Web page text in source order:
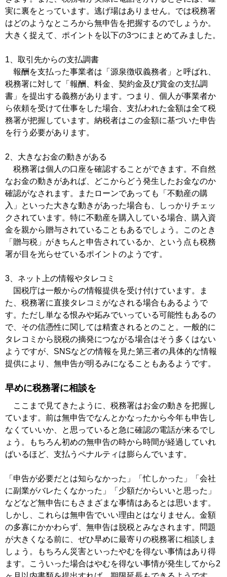
実に裏をとっています。逃げ場はありません。では税務署
はどのようなところから無申告を把握するのでしょうか。
大きく捉えて、ポイントを以下の3つにまとめてみました。
1、取引先からの支払調書
報酬を支払った事業者は「源泉徴収義務者」と呼ばれ、
税務署に対して「報酬、料金、契約金及び賞金の支払調
書」を提出する義務があります。つまり、個人が事業者か
ら依頼を受けて仕事をした場合、支払われた金額は全て税
務署が把握しています。納税者はこの金額に基づいた申告
を行う必要があります。
2、大きなお金の動きがある
税務署は個人の口座を確認することができます。不自然
なお金の動きがあれば、どこからどう発生したお金なのか
確認がなされます。またローンであっても「不動産の購
入」といった大きな動きがあった場合も、しっかりチェッ
クされています。特に不動産を購入している場合、購入資
金を親から贈与されていることもあるでしょう。このとき
「贈与税」がきちんと申告されているか、という点も税務
署が目を光らせているポイントのようです。
3、ネット上の情報やタレコミ
国税庁は一般からの情報提供を受け付けています。ま
た、税務署に直接タレコミがなされる場合もあるようで
す。ただし単なる恨みや妬みでいっている可能性もあるの
で、その信憑性に関しては精査されるとのこと。一般的に
タレコミから脱税の摘発につながる場合はそう多くはない
ようですが、SNSなどの情報を見た第三者の具体的な情報
提供により、無申告が明るみになることもあるようです。
早めに税務署に相談を
ここまで見てきたように、税務署はお金の動きを把握し
ています。前は無申告でなんとかなったから今年も申告し
なくていいか、と思っていると急に確認の電話が来るでし
ょう。もちろん初めの無申告の時から時間が経過していれ
ばいるほど、支払うペナルティは膨らんでいます。
「申告が必要だとは知らなかった」「忙しかった」「会社
に副業がバレたくなかった」「少額だからいいと思った」
などなど無申告にもさまざまな事情はあるとは思います。
しかし、これらは無申告でいい理由とはなりません。金額
の多寡にかかわらず、無申告は脱税とみなされます。問題
が大きくなる前に、ぜひ早めに最寄りの税務署に相談しま
しょう。もちろん災害といったやむを得ない事情はあり得
ます。こういった場合はやむを得ない事情が発生してから2